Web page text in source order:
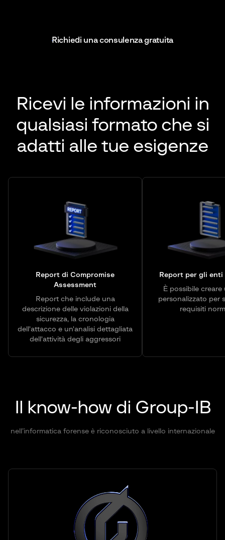
Richiedi una consulenza gratuita
Ricevi le informazioni in
qualsiasi formato che si
adatti alle tue esigenze
Report di Compromise
Assessment
Report che include una
descrizione delle violazioni della
sicurezza, la cronologia
dell'attacco e un'analisi dettagliata
dell'attività degli aggressori
Report per gli
È possibile
personalizzato per
requisiti
Il know-how di Group-IB
nell’informatica forense è riconosciuto a livello internazionale